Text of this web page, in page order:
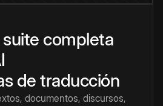
completa
de traducción
documentos, discursos,